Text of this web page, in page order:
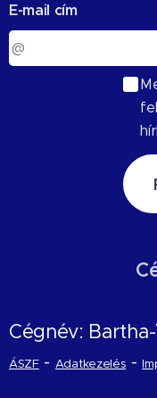
E-mail cím
Cégnév:
ÁSZF- Adatkezelés -